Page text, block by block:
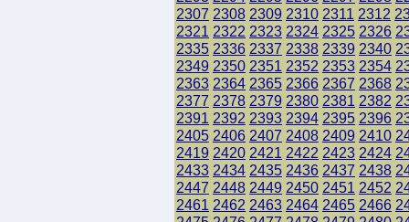
2307 2308 2309 2310 2311 2312
2321 2322 2323 2324 2325 2326
2335 2336 2337 2338 2339 2340
2349 2350 2351 2352 2353 2354
2363 2364 2365 2366 2367 2368
2377 2378 2379 2380 2381 2382
2391 2392 2393 2394 2395 2396
2405 2406 2407 2408 2409 2410
2419 2420 2421 2422 2423 2424
2433 2434 2435 2436 2437 2438
2447 2448 2449 2450 2451 2452
2461 2462 2463 2464 2465 2466